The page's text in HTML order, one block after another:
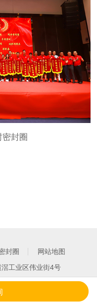
封圈
封圈 网站地图
工业区伟业街4号
客户案例 关于我们